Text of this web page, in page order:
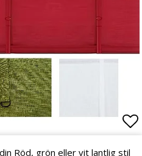
favoritlistan
favoritlistan
Röd, grön eller vit lantlig stil